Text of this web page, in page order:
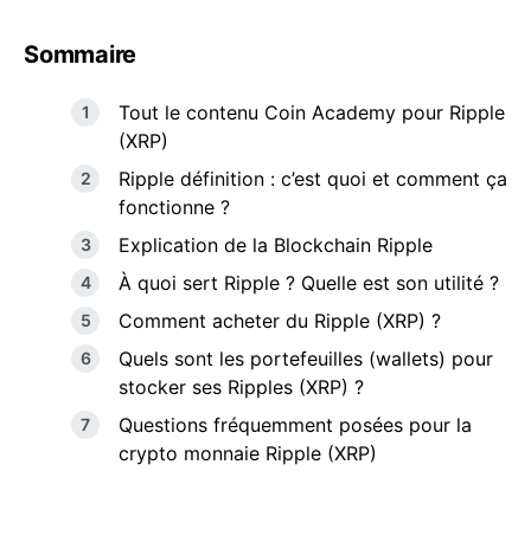
Sommaire
Tout le contenu Coin Academy pour Ripple
(XRP)
Ripple définition : c’est quoi et comment ça
fonctionne ?
Explication de la Blockchain Ripple
À quoi sert Ripple ? Quelle est son utilité ?
Comment acheter du Ripple (XRP) ?
Quels sont les portefeuilles (wallets) pour
stocker ses Ripples (XRP) ?
Questions fréquemment posées pour la
crypto monnaie Ripple (XRP)